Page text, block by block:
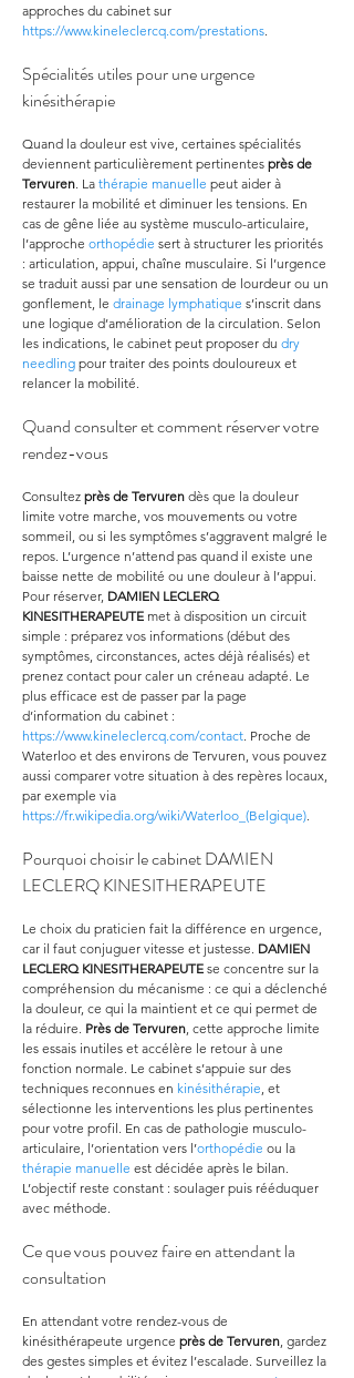
approches du cabinet sur
https://www.kineleclercq.com/prestations.
Spécialités utiles pour une urgence
kinésithérapie
Quand la douleur est vive, certaines spécialités
deviennent particulièrement pertinentes près de
Tervuren. La thérapie manuelle peut aider à
restaurer la mobilité et diminuer les tensions. En
cas de gêne liée au système musculo-articulaire,
l’approche orthopédie sert à structurer les priorités
: articulation, appui, chaîne musculaire. Si l’urgence
se traduit aussi par une sensation de lourdeur ou un
gonflement, le drainage lymphatique s’inscrit dans
une logique d’amélioration de la circulation. Selon
les indications, le cabinet peut proposer du dry
needling pour traiter des points douloureux et
relancer la mobilité.
Quand consulter et comment réserver votre
rendez-vous
Consultez près de Tervuren dès que la douleur
limite votre marche, vos mouvements ou votre
sommeil, ou si les symptômes s’aggravent malgré le
repos. L’urgence n’attend pas quand il existe une
baisse nette de mobilité ou une douleur à l’appui.
Pour réserver, DAMIEN LECLERQ
KINESITHERAPEUTE met à disposition un circuit
simple : préparez vos informations (début des
symptômes, circonstances, actes déjà réalisés) et
prenez contact pour caler un créneau adapté. Le
plus efficace est de passer par la page
d’information du cabinet :
https://www.kineleclercq.com/contact. Proche de
Waterloo et des environs de Tervuren, vous pouvez
aussi comparer votre situation à des repères locaux,
par exemple via
https://fr.wikipedia.org/wiki/Waterloo_(Belgique).
Pourquoi choisir le cabinet DAMIEN
LECLERQ KINESITHERAPEUTE
Le choix du praticien fait la différence en urgence,
car il faut conjuguer vitesse et justesse. DAMIEN
LECLERQ KINESITHERAPEUTE se concentre sur la
compréhension du mécanisme : ce qui a déclenché
la douleur, ce qui la maintient et ce qui permet de
la réduire. Près de Tervuren, cette approche limite
les essais inutiles et accélère le retour à une
fonction normale. Le cabinet s’appuie sur des
techniques reconnues en kinésithérapie, et
sélectionne les interventions les plus pertinentes
pour votre profil. En cas de pathologie musculo-
articulaire, l’orientation vers l’orthopédie ou la
thérapie manuelle est décidée après le bilan.
L’objectif reste constant : soulager puis rééduquer
avec méthode.
Ce que vous pouvez faire en attendant la
consultation
En attendant votre rendez-vous de
kinésithérapeute urgence près de Tervuren, gardez
des gestes simples et évitez l’escalade. Surveillez la